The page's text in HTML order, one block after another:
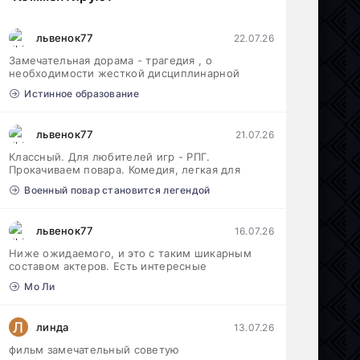
львенок77 22.07.26
Замечательная дорама - трагедия , о
необходимости жесткой дисциплинарной
Истинное образование
львенок77 21.07.26
Классный. Для любителей игр - РПГ.
Прокачиваем повара. Комедия, легкая для
Военный повар становится легендой
львенок77 16.07.26
Ниже ожидаемого, и это с таким шикарным
составом актеров. Есть интересные
Мо Ли
Л линда 13.07.26
фильм замечательный советую